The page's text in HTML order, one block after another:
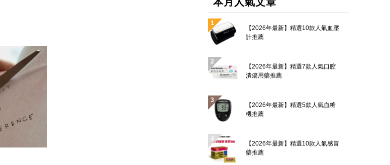
【2026年最新】精選10款人氣血壓
計推薦
【2026年最新】精選7款人氣口腔
潰瘍用藥推薦
【2026年最新】精選5款人氣血糖
機推薦
【2026年最新】精選10款人氣感冒
藥推薦